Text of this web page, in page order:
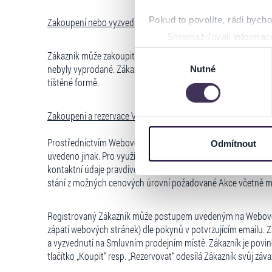
Pokud to povolíte, rádi
Shromažďovali
Identifikovali vaše
Zjistěte více o tom, jak
můžete kdykoliv změnit
informace o vašem zařízení
osobní údaje. Získané
Jaké typy cookies
souhlasu
Nutné
Odmítnout
Zakoupení nebo vyzvednutí rezervované Vstupenky na
Zákazník může zakoupit Vstupenky v tištěné formě na
nebyly vyprodané. Zákazník může rovněž předem
tištěné formě.
Zakoupení a rezervace Vstupenky nebo objednáníVoucheru
Prostřednictvím Webového portálu lze na jednu rezervaci
uvedeno jinak. Pro využití Webového portálu je nutná
kontaktní údaje pravdivě a úplně a jejich správnost před
stání z možných cenových úrovní požadované Akce včetně
Registrovaný Zákazník může postupem uvedeným na
zápatí webových stránek) dle pokynů v potvrzujícím emailu.
a vyzvednutí na Smluvním prodejním místě. Zákazník je
tlačítko „Koupit“ resp. „Rezervovat“ odesílá Zákazník svůj